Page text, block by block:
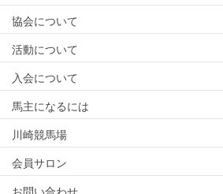
協会について
活動について
入会について
馬主になるには
川崎競馬場
会員サロン